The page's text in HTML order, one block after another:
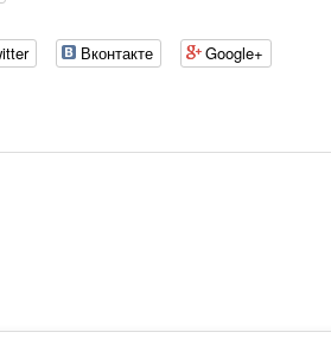
Вконтакте Google+